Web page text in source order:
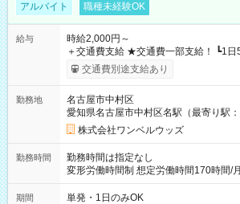
アルバイト 職種未経験OK
給与
時給2,000円～
＋交通費支給 ★交通費一部支給！ ┗1日500円を超えた分は全額
支給！ ※往復500円以内の方は自己負担とな
OK！（規定あり） ┗働いたその日に現
期間なし
交通費別途支給あり
勤務地
名古屋市中村区
愛知県名古屋市中村区名駅（最寄り駅：
株式会社ワンベルウッズ
勤務時間
勤務時間は指定なし
変形労働時間制 想定労働時間170時間/月 ☆シフト例 ＊8/15～
10/26 全日共通 08：00～12：00 17：
～9/19のみ下記シフトもあります！ 12：00
期間 単発・1日のみOK